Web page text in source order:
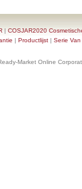
| COSJAR2020
| Productlijst | Serie
Market Online